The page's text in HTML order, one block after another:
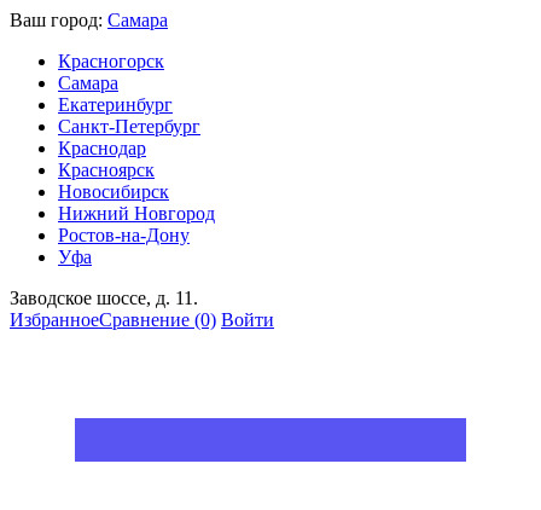
Ваш город: Самара
Красногорск
Самара
Екатеринбург
Санкт-Петербург
Краснодар
Красноярск
Новосибирск
Нижний Новгород
Ростов-на-Дону
Уфа
Заводское шоссе, д. 11.
ИзбранноеСравнение (0) Войти